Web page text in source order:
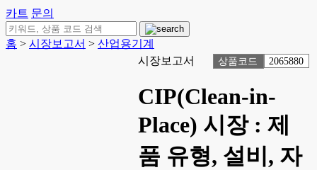
카트 문의
홈 > 시장보고서 > 산업용기계
시장보고서
상품코드 2065880
CIP(Clean-in-
Place) 시장 : 제
품 유형, 설비, 자